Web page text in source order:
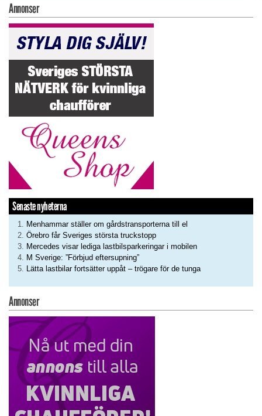
Annonser
Senaste nyheterna
Menhammar ställer om gårdstransporterna till el
Örebro får Sveriges största truckstopp
Mercedes visar lediga lastbilsparkeringar i mobilen
M Sverige: ”Förbjud eftersupning”
Lätta lastbilar fortsätter uppåt – trögare för de tunga
Annonser